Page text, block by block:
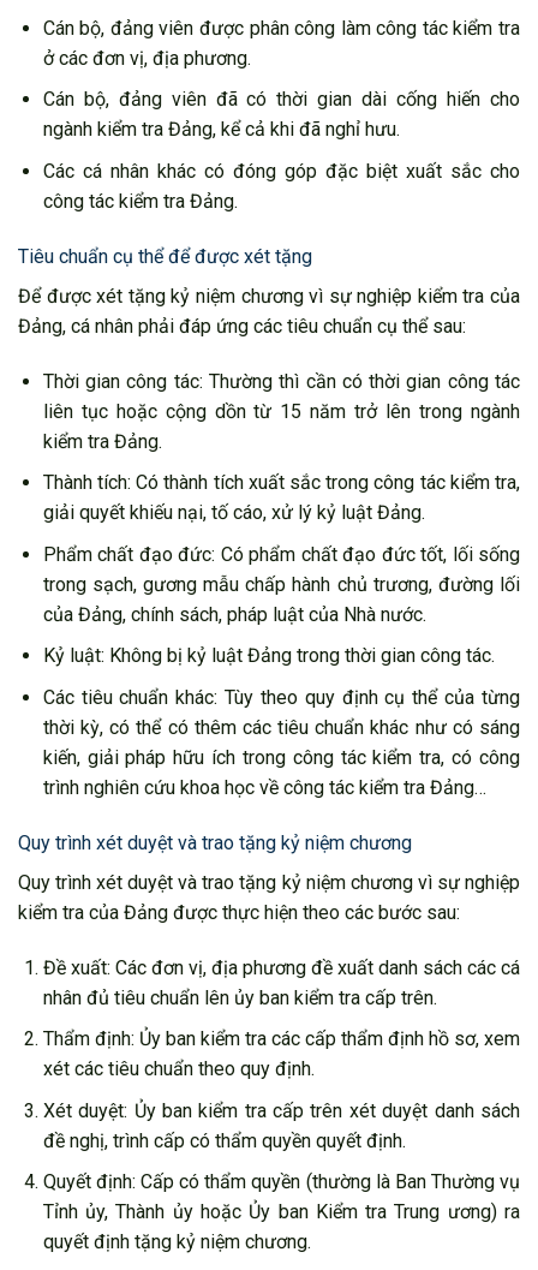
Cán bộ, đảng viên được phân công làm công tác kiểm tra
ở các đơn vị, địa phương.
Cán bộ, đảng viên đã có thời gian dài cống hiến cho
ngành kiểm tra Đảng, kể cả khi đã nghỉ hưu.
Các cá nhân khác có đóng góp đặc biệt xuất sắc cho
công tác kiểm tra Đảng.
Tiêu chuẩn cụ thể để được xét tặng
Để được xét tặng kỷ niệm chương vì sự nghiệp kiểm tra của
Đảng, cá nhân phải đáp ứng các tiêu chuẩn cụ thể sau:
Thời gian công tác: Thường thì cần có thời gian công tác
liên tục hoặc cộng dồn từ 15 năm trở lên trong ngành
kiểm tra Đảng.
Thành tích: Có thành tích xuất sắc trong công tác kiểm tra,
giải quyết khiếu nại, tố cáo, xử lý kỷ luật Đảng.
Phẩm chất đạo đức: Có phẩm chất đạo đức tốt, lối sống
trong sạch, gương mẫu chấp hành chủ trương, đường lối
của Đảng, chính sách, pháp luật của Nhà nước.
Kỷ luật: Không bị kỷ luật Đảng trong thời gian công tác.
Các tiêu chuẩn khác: Tùy theo quy định cụ thể của từng
thời kỳ, có thể có thêm các tiêu chuẩn khác như có sáng
kiến, giải pháp hữu ích trong công tác kiểm tra, có công
trình nghiên cứu khoa học về công tác kiểm tra Đảng…
Quy trình xét duyệt và trao tặng kỷ niệm chương
Quy trình xét duyệt và trao tặng kỷ niệm chương vì sự nghiệp
kiểm tra của Đảng được thực hiện theo các bước sau:
Đề xuất: Các đơn vị, địa phương đề xuất danh sách các cá
nhân đủ tiêu chuẩn lên ủy ban kiểm tra cấp trên.
Thẩm định: Ủy ban kiểm tra các cấp thẩm định hồ sơ, xem
xét các tiêu chuẩn theo quy định.
Xét duyệt: Ủy ban kiểm tra cấp trên xét duyệt danh sách
đề nghị, trình cấp có thẩm quyền quyết định.
Quyết định: Cấp có thẩm quyền (thường là Ban Thường vụ
Tỉnh ủy, Thành ủy hoặc Ủy ban Kiểm tra Trung ương) ra
quyết định tặng kỷ niệm chương.